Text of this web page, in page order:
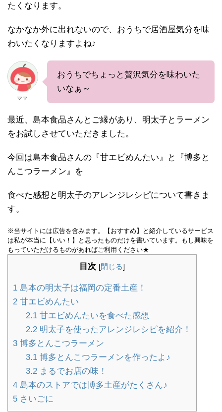
たくなります。
なかなか外に出れないので、おうちで居酒屋気分を味
わいたくなりますよね♪
ママ
おうちでちょっと贅沢気分を味わいた
いなぁ～
最近、島本食品さんとご縁があり、明太子とラーメン
をお試しさせていただきました。
今回は島本食品さんの『甘エビめんたい』と『博多と
んこつラーメン』を
食べた感想と明太子のアレンジレシピについて書きま
す。
※当サイトには広告を含みます。【おすすめ】と紹介しているサービス
は私が本当に【いい！】と思ったものだけを書いています。もし興味を
もっていただけるものがあればご利用ください★
目次 [閉じる]
1 島本の明太子は福岡の定番土産！
2 甘エビめんたい
2.1甘エビめんたいを食べた感想
2.2明太子を使ったアレンジレシピを紹介！
3 博多とんこつラーメン
3.1博多とんこつラーメンを作ったよ♪
3.2まるでお店の味！
4 島本のストアでは博多土産がたくさん♪
5 さいごに